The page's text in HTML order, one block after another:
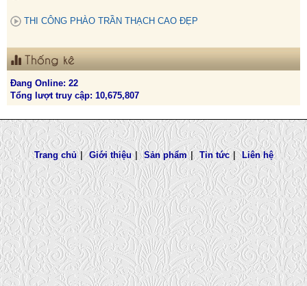
THI CÔNG PHÀO TRẦN THẠCH CAO ĐẸP
Thống kê
Đang Online: 22
Tổng lượt truy cập: 10,675,807
Trang chủ | Giới thiệu | Sản phẩm | Tin tức | Liên hệ